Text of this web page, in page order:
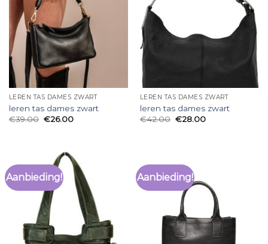
LEREN TAS DAMES ZWART
leren tas dames zwart
€39.00 €26.00
LEREN TAS DAMES ZWART
leren tas dames zwart
€42.00 €28.00
Aanbieding! Aanbieding!